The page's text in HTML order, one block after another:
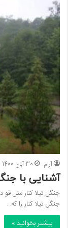
آرام 30 آبان 1400
آشنایی با
جنگل تیلا کنار متل
جنگل تیلا کنار را که…
بیشتر بخوانید »